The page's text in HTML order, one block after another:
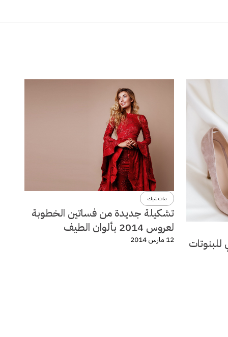
بنات شيك
تشكيلة جديدة من فساتين الخطوبة
لعروس 2014 بألوان الطيف
12 مارس 2014